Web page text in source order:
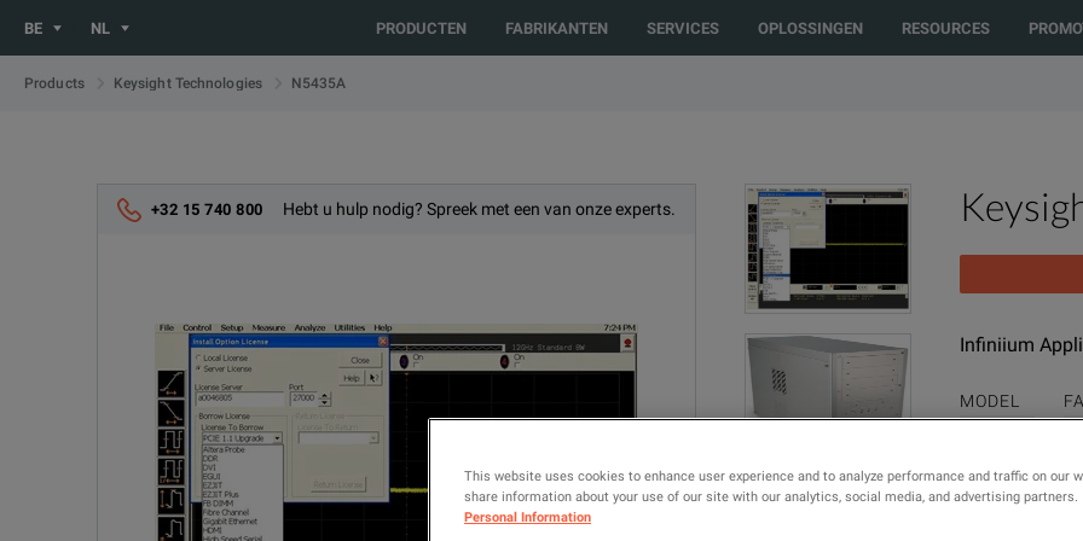
You are browsing the BE_NL site. Would you like to be redirected to another country or region to see content and products specific to
BE NL PRODUCTEN FABRIKANTEN SERVICES OPLOSSINGEN RESOURCES
Products Keysight Technologies N5435A
+32 15 740 800 Hebt u hulp nodig? Spreek met een van onze experts.
Infiniium
MODEL
This website uses cookies to enhance user experience and to analyze performance and traffic on our
share information about your use of our site with our analytics, social media, and advertising partners.
Personal Information